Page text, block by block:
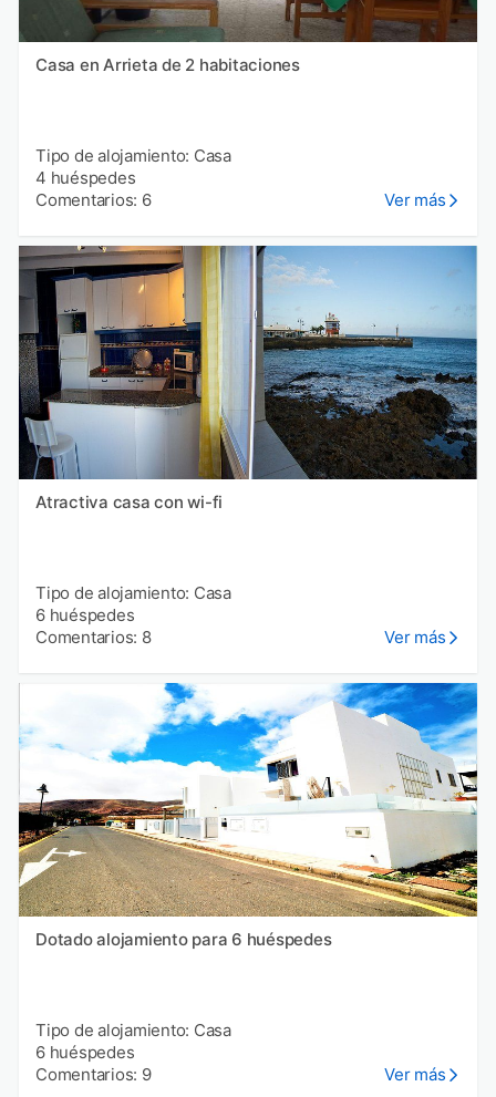
Casa en Arrieta de 2 habitaciones
Tipo de alojamiento: Casa
4 huéspedes
Comentarios: 6
Ver más
Atractiva casa con wi-fi
Tipo de alojamiento: Casa
6 huéspedes
Comentarios: 8
Ver más
Dotado alojamiento para 6 huéspedes
Tipo de alojamiento: Casa
6 huéspedes
Comentarios: 9
Ver más